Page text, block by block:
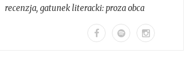
recenzja, gatunek literacki:proza obca